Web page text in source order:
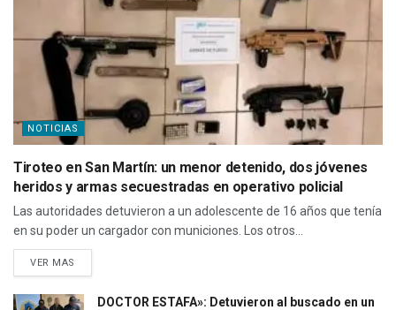
NOTICIAS
Tiroteo en San Martín: un menor detenido, dos jóvenes
heridos y armas secuestradas en operativo policial
Las autoridades detuvieron a un adolescente de 16 años que tenía
en su poder un cargador con municiones. Los otros...
VER MAS
DOCTOR ESTAFA»: Detuvieron al buscado en un